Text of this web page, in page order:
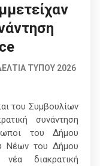
ΤΎΠΟΥ 2026
του Συμβουλίων
συνάντηση
του Δήμου
Νέων του Δήμου
διακρατική